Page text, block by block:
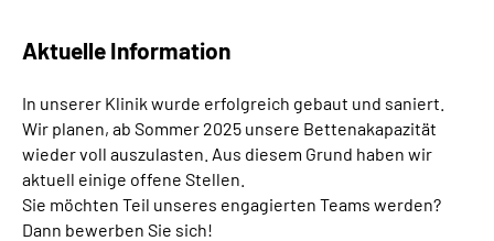
Aktuelle Information
In unserer Klinik wurde erfolgreich gebaut und saniert.
Wir planen, ab Sommer 2025 unsere Bettenakapazität
wieder voll auszulasten. Aus diesem Grund haben wir
aktuell einige offene Stellen.
Sie möchten Teil unseres engagierten Teams werden?
Dann bewerben Sie sich!